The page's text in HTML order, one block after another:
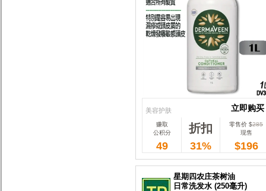
美容护肤
立即购买
立即购买
赚取
公积分
折扣 零售价 $285
现售
49 31% $196
星期四农庄茶树油
日常洗发水 (250毫升)